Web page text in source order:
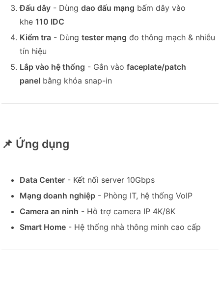
Đấu dây - Dùngdao đấu mạng bấm dây vào
khe110 IDC
Kiểm tra - Dùngtester mạng đo thông mạch & nhiễu
tín hiệu
Lắp vào hệ thống - Gắn vàofaceplate/patch
panel bằng khóa snap-in
📌 Ứng dụng
Data Center - Kết nối server 10Gbps
Mạng doanh nghiệp - Phòng IT, hệ thống VoIP
Camera an ninh - Hỗ trợ camera IP 4K/8K
Smart Home - Hệ thống nhà thông minh cao cấp